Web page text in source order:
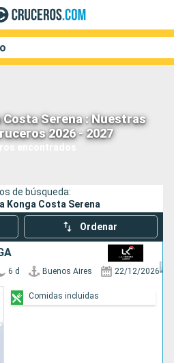
Serena : Nuestras
2026 - 2027
encontrados
Buscar
de búsqueda:
Konga Costa Serena
Ordenar
6 d Buenos Aires 22/12/2026
Comidas incluidas